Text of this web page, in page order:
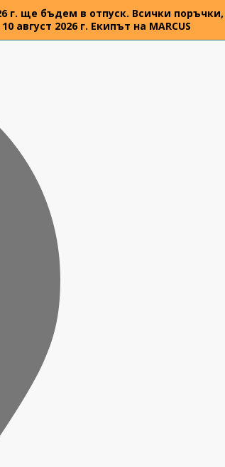
г. ще бъдем в отпуск. Всички
август 2026 г. Екипът на MARCUS